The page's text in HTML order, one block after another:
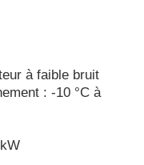
à faible bruit
: -10 °C à